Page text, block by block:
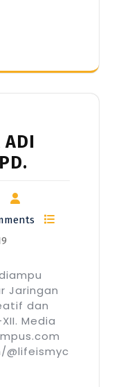
ADI
Jaringan
dan
Media